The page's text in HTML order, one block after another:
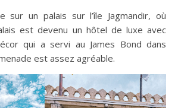
sur un palais sur l’île Jagmandir, où
est devenu un hôtel de luxe avec
qui a servi au James Bond dans
est assez agréable.